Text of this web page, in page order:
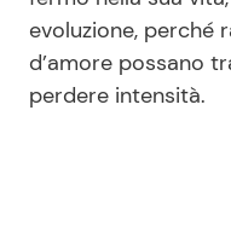
evoluzione, perché
d’amore possano
perdere intensità.